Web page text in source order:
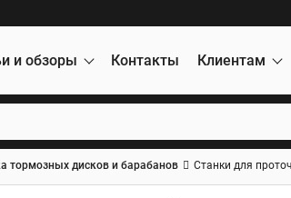
и обзоры Контакты Клиентам
тормозных дисков и барабанов Станки для